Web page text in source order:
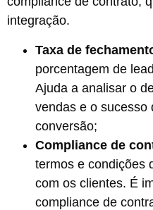
integração.
Taxa de
porcentagem de
Ajuda a analisar o
vendas e o sucesso
conversão;
Compliance de
termos e condições
com os clientes. É
compliance de